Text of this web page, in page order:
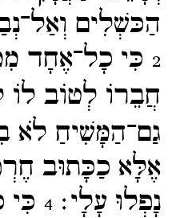
הַכּשְׁלִים
2 כִּי כָל־​אֶחָד
חֲבֵרוֹ לְטוֹב לוֹ
גַם־​הַמָּשִׁיחַ לֹא
אֶלָּא כַכָּתוּב
נָפְלוּ עָלָי׃4 כִּי